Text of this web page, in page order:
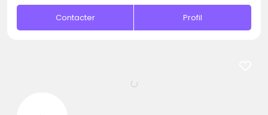
Contacter Profil